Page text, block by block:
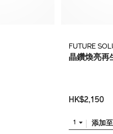
FUTURE
晶鑽煥亮再
HK$2,150
1 添加